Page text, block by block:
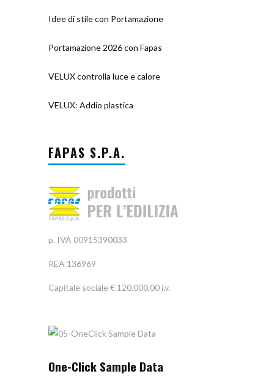
Idee di stile con Portamazione
Portamazione 2026 con Fapas
VELUX controlla luce e calore
VELUX: Addio plastica
FAPAS S.P.A.
p. IVA 00915390033
REA 136969
Capitale sociale € 120.000,00 i.v.
One-Click Sample Data